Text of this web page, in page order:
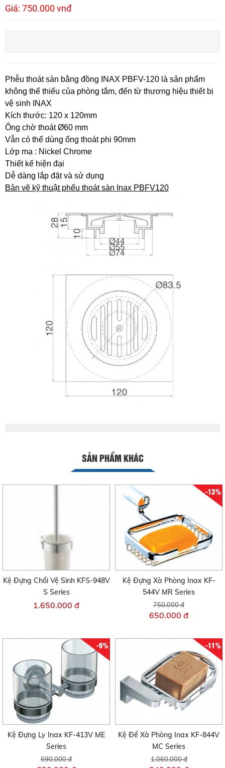
Giá: 750.000 vnđ
Phễu thoát sàn bằng đồng INAX PBFV-120 là sản phẩm
không thể thiếu của phòng tắm, đến từ thương hiệu thiết bị
vệ sinh INAX
Kích thước: 120 x 120mm
Ống chờ thoát Ø60 mm
Vẫn có thể dùng ống thoát phi 90mm
Lớp mạ : Nickel Chrome
Thiết kế hiện đại
Dễ dàng lắp đặt và sử dụng
Bản vẽ kỹ thuật phểu thoát sàn Inax PBFV120
SẢN PHẨM KHÁC
Kệ Đựng Chổi Vệ Sinh KFS-948V
S Series
1.650.000 đ
-13%
Kệ Đựng Xà Phòng Inax KF-
544V MR Series
750.000 đ
650.000 đ
-9%
Kệ Đựng Ly Inax KF-413V ME
Series
690.000 đ
-11%
Kệ Để Xà Phòng Inax KF-844V
MC Series
1.060.000 đ